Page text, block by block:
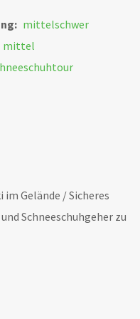
mittelschwer
mittel
Gelände / Sicheres
Schneeschuhgeher zu